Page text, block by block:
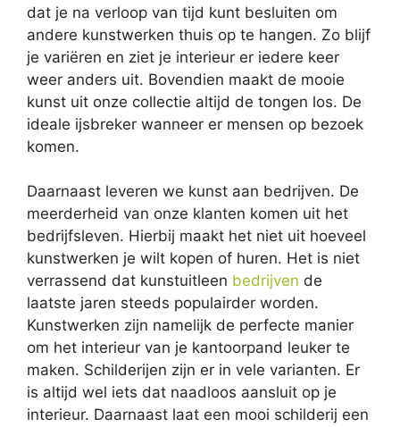
dat je na verloop van tijd kunt besluiten om
andere kunstwerken thuis op te hangen. Zo blijf
je variëren en ziet je interieur er iedere keer
weer anders uit. Bovendien maakt de mooie
kunst uit onze collectie altijd de tongen los. De
ideale ijsbreker wanneer er mensen op bezoek
komen.
Daarnaast leveren we kunst aan bedrijven. De
meerderheid van onze klanten komen uit het
bedrijfsleven. Hierbij maakt het niet uit hoeveel
kunstwerken je wilt kopen of huren. Het is niet
verrassend dat kunstuitleen bedrijven de
laatste jaren steeds populairder worden.
Kunstwerken zijn namelijk de perfecte manier
om het interieur van je kantoorpand leuker te
maken. Schilderijen zijn er in vele varianten. Er
is altijd wel iets dat naadloos aansluit op je
interieur. Daarnaast laat een mooi schilderij een